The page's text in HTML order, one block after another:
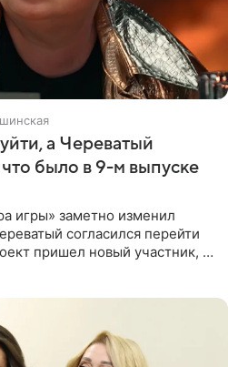
а Череватый
было в 9-м выпуске
игры» заметно изменил
согласился перейти
пришел новый участник, а